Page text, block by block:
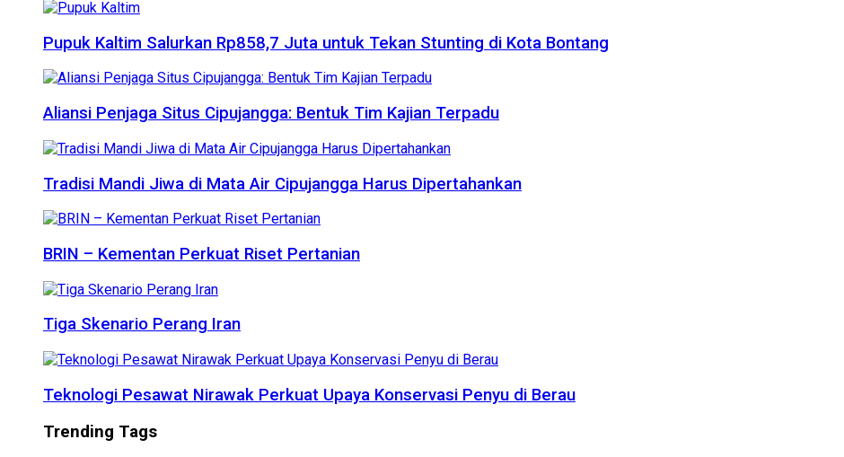
Pupuk Kaltim Salurkan Rp858,7 Juta untuk Tekan Stunting di Kota Bontang
Aliansi Penjaga Situs Cipujangga: Bentuk Tim Kajian Terpadu
Tradisi Mandi Jiwa di Mata Air Cipujangga Harus Dipertahankan
BRIN – Kementan Perkuat Riset Pertanian
Tiga Skenario Perang Iran
Teknologi Pesawat Nirawak Perkuat Upaya Konservasi Penyu di Berau
Trending Tags